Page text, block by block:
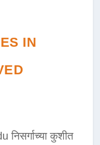
IN
कुशीत